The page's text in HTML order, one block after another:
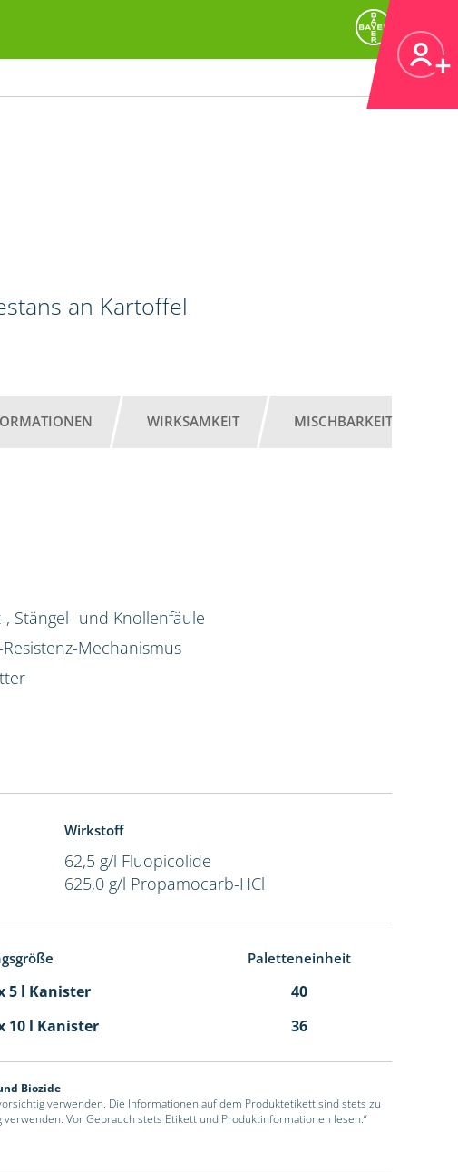
an Kartoffel
WIRKSAMKEIT MISCHBARKEIT
Stängel- und Knollenfäule
Mechanismus
Wirkstoff
62,5 g/l Fluopicolide
625,0 g/l Propamocarb-HCl
Paletteneinheit
5 l Kanister
40
10 l Kanister 36
Biozide
verwenden. Die Informationen auf dem Produktetikett sind stets zu
Vor Gebrauch stets Etikett und Produktinformationen lesen.“